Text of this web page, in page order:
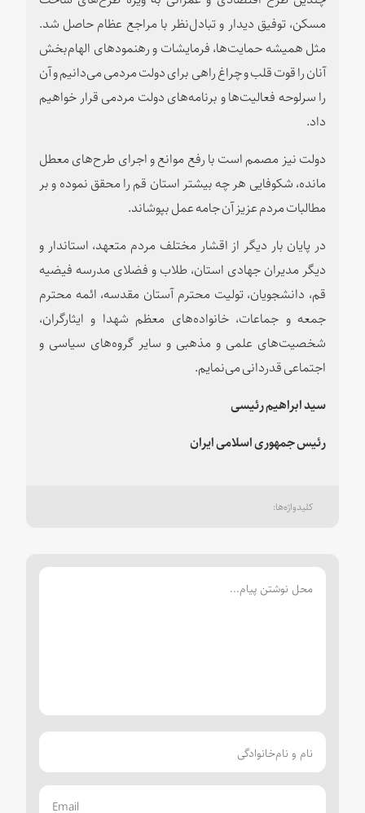
مسکن، توفیق دیدار و تبادل‌نظر با مراجع عظام حاصل شد.
مثل همیشه حمایت‌ها، ‌فرمایشات و رهنمودهای الهام‌بخش
آنان را ‌قوت قلب و چراغ راهی برای دولت مردمی می‌دانیم و آن
را سرلوحه فعالیت‌ها و برنامه‌های دولت مردمی قرار خواهیم
داد.
دولت نیز مصمم است با رفع موانع و اجرای طرح‌های معطل
مانده، شکوفایی هر چه بیشتر استان قم را محقق نموده و بر
مطالبات مردم عزیز آن جامه عمل بپوشاند.
در پایان بار دیگر از اقشار مختلف مردم متعهد، استاندار و
دیگر مدیران جهادی استان، ‌طلاب و فضلای مدرسه فیضیه
قم، دانشجویان، تولیت محترم آستان مقدسه، ائمه محترم
جمعه و جماعات، خانواده‌های معظم شهدا و ایثارگران،
شخصیت‌های علمی و مذهبی و سایر گروه‌های سیاسی و
اجتماعی قدردانی می‌نمایم.
سید ابراهیم رئیسی
رئیس جمهوری اسلامی ایران